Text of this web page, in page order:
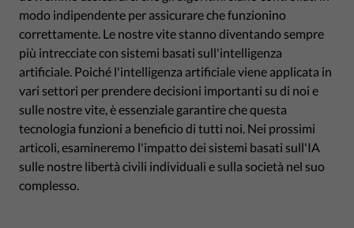
modo indipendente per assicurare che funzionino
correttamente. Le nostre vite stanno diventando sempre
più intrecciate con sistemi basati sull'intelligenza
artificiale. Poiché l'intelligenza artificiale viene applicata in
vari settori per prendere decisioni importanti su di noi e
sulle nostre vite, è essenziale garantire che questa
tecnologia funzioni a beneficio di tutti noi. Nei prossimi
articoli, esamineremo l'impatto dei sistemi basati sull'IA
sulle nostre libertà civili individuali e sulla società nel suo
complesso.